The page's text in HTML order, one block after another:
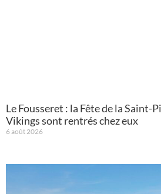
Le Fousseret : la Fête de la Saint-
Vikings sont rentrés chez eux
6 août 2026